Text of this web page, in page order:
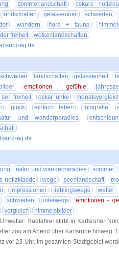
sommerlandschaft oskars
landschaften gelassenheit schweden
wandern flora + fauna
freiheit
wolkenlandschaften
ag.de
schweden landschaften gelassenheit
bilder emotionen - gefühle
freiheit
oskar unke
glück einfach leben fotografie
und wanderparadies
ag.de
natur und wanderparadies sommer
notizkladde wege seenlandschaft
impressionen lieblingswege wetter
schweden unterwegs emotionen -
vergleich
himmelsbilder
Radfahrer stirbt in Karlsruher
zog am Abend über Karlsruhe hinweg.
vor 23 Uhr. Im gesamten Stadtgebiet